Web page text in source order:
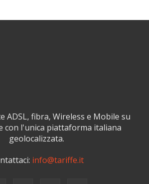
ADSL, fibra, Wireless e Mobile su
con l'unica piattaforma italiana
geolocalizzata.
info@tariffe.it